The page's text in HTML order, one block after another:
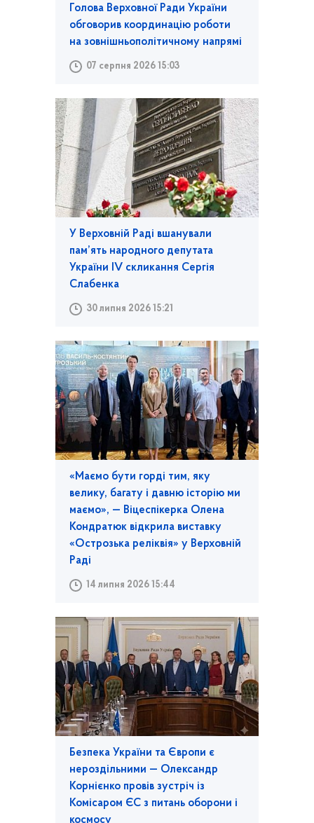
Голова Верховної Ради України
обговорив координацію роботи
на зовнішньополітичному напрямі
07 серпня 2026 15:03
У Верховній Раді вшанували
пам’ять народного депутата
України IV скликання Сергія
Слабенка
30 липня 2026 15:21
«Маємо бути горді тим, яку
велику, багату і давню історію ми
маємо», — Віцеспікерка Олена
Кондратюк відкрила виставку
«Острозька реліквія» у Верховній
Раді
14 липня 2026 15:44
Безпека України та Європи є
нероздільними — Олександр
Корнієнко провів зустріч із
Комісаром ЄС з питань оборони і
космосу